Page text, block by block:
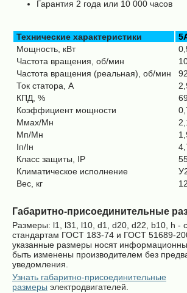
Гарантия 2 года или 10 000 часов
Технические характеристики
Мощность, кВт
Частота вращения, об/мин
Частота вращения (реальная), об/мин
Ток статора, А
КПД, %
69
Коэффициент мощности
Ммах/Мн
Мп/Мн
Iп/Iн
Класс защиты, IP
Климатическое исполнение
Вес, кг
Габаритно-присоединительные
Размеры: l1, l31, l10, d1, d20, d22, b10, h -
стандартам ГОСТ 183-74 и ГОСТ 51689-
указанные размеры носят
быть изменены производителем без
уведомления.
Узнать габаритно-присоединительные
размеры электродвигателей.